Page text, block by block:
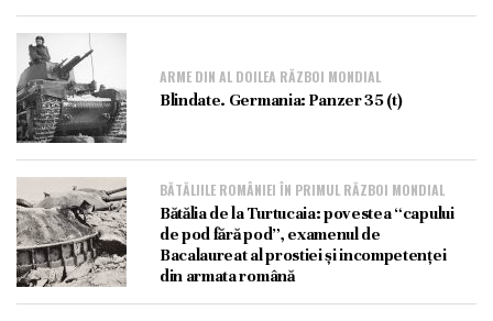
ARME DIN AL DOILEA RĂZBOI MONDIAL
Blindate. Germania: Panzer 35 (t)
BĂTĂLIILE ROMÂNIEI ÎN PRIMUL RĂZBOI MONDIAL
Bătălia de la Turtucaia: povestea “capului
de pod fără pod”, examenul de
Bacalaureat al prostiei și incompetenței
din armata română